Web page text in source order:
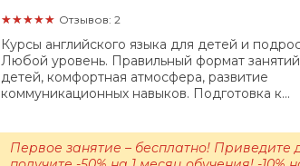
★★★★★ Отзывов: 2
Курсы английского языка для детей и
Любой уровень. Правильный формат
детей, комфортная атмосфера, развитие
коммуникационных навыков. Подготовка к...
Первое занятие – бесплатно! Приведите